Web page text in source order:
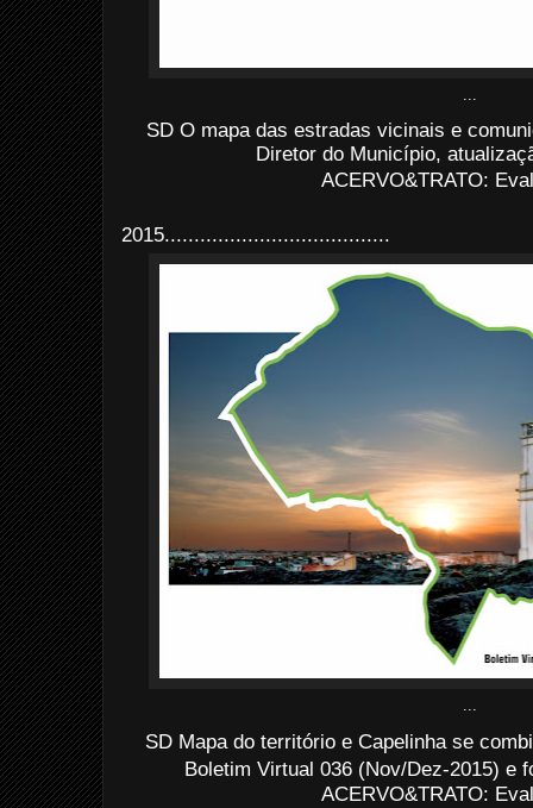
...
SD O mapa das estradas vicinais e
Diretor do Município,
ACERVO&TRATO:
2015......................................
SD Mapa do território e Capelinha se
Boletim Virtual 036 (Nov/Dez-2015) e
ACERVO&TRATO: